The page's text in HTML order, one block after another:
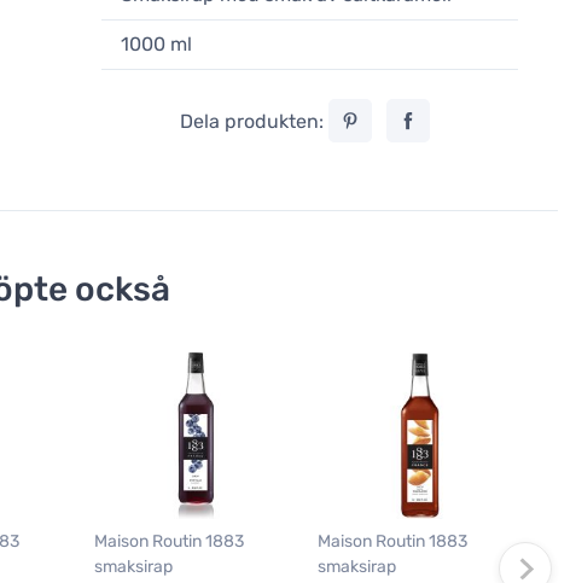
1000 ml
Dela produkten:
också
Maison Routin 1883
smaksirap
Maison Routin 1883
smaksirap